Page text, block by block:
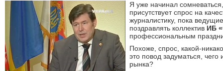
Я уже начинал
присутствует спрос на
журналистику, пока
поздравлять коллектив ИБ
профессиональным
Похоже, спрос, какой-
это повод задуматься,
рынка?